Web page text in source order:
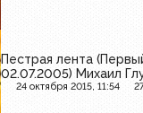
Пестрая лента
02.07.2005) Михаил
24 октября 2015, 11:54